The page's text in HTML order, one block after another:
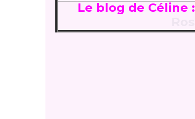
Le blog de Céline :